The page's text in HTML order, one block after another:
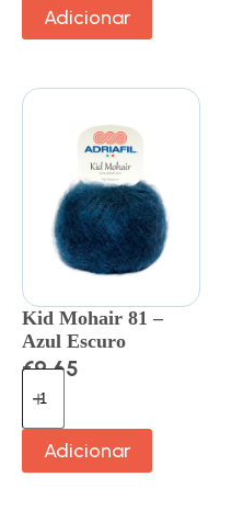
Adicionar
Kid Mohair 81 –
Azul Escuro
€9.65
Adicionar